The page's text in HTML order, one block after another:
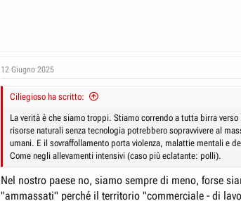
12 Giugno 2025
Ciliegioso ha scritto:
La verità è che siamo troppi. Stiamo correndo a tutta birra
risorse naturali senza tecnologia potrebbero sopravvivere al
umani. E il sovraffollamento porta violenza, malattie mentali e
Come negli allevamenti intensivi (caso più eclatante: polli).
Nel nostro paese no, siamo sempre di meno, forse
"ammassati" perché il territorio "commerciale - di